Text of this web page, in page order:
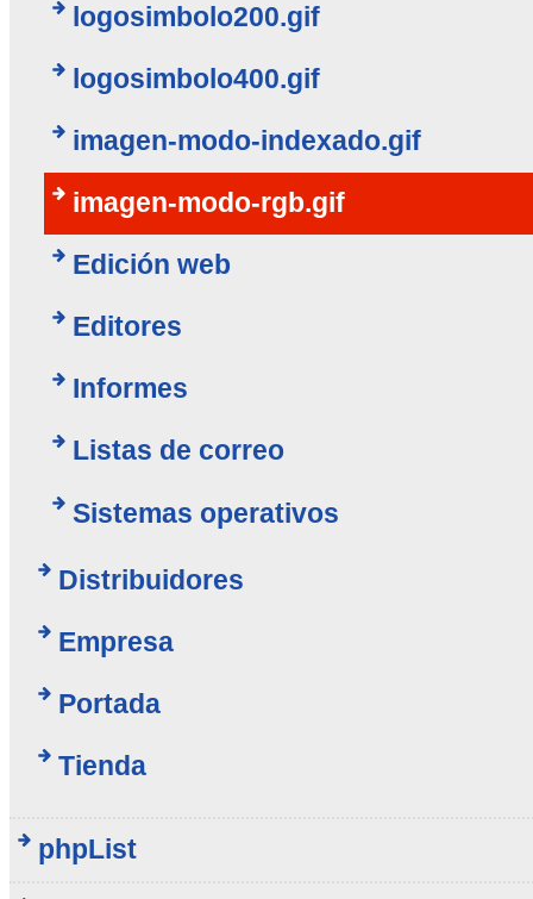
logosimbolo200.gif
logosimbolo400.gif
imagen-modo-indexado.gif
imagen-modo-rgb.gif
Edición web
Editores
Informes
Listas de correo
Sistemas operativos
Distribuidores
Empresa
Portada
Tienda
phpList